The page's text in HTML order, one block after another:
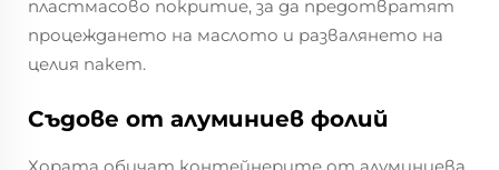
пластмасово покритие, за да предотвратят
процеждането на маслото и развалянето на
целия пакет.
Съдове от алуминиев фолий